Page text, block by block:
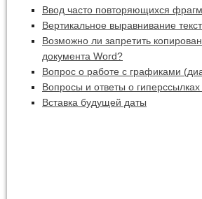
Ввод часто повторяющихся
Вертикальное выравнивание
Возможно ли запретить
документа Word?
Вопрос о работе с графиками
Вопросы и ответы о
Вставка будущей даты